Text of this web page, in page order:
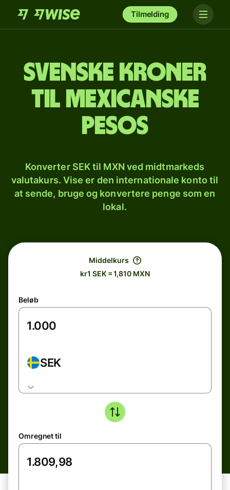
Tilmelding
Svenske kroner
til mexicanske
pesos
Konverter SEK til MXN ved midtmarkeds
valutakurs. Vise er den internationale konto til
at sende, bruge og konvertere penge som en
lokal.
Middelkurs
kr1 SEK = 1,810 MXN
Beløb
SEK
Omregnet til